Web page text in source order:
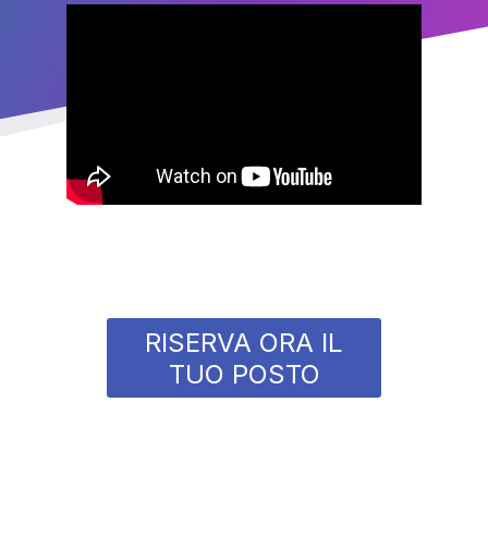
RISERVA ORA IL
TUO POSTO